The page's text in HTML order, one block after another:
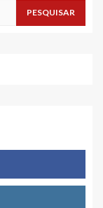
PESQUISAR